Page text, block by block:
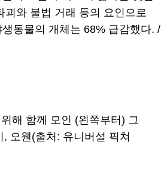
괴와 불법 거래 등의 요인으로
동물의 개체는 68% 급감했다. /
해 함께 모인 (왼쪽부터) 그
, 오웬(출처: 유니버설 픽쳐